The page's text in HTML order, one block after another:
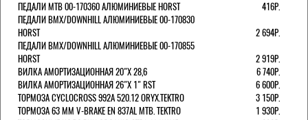
ПЕДАЛИ МТВ 00-170360 АЛЮМИНИЕВЫЕ HORST
416Р.
ПЕДАЛИ BMX/DOWNHILL АЛЮМИНИЕВЫЕ 00-170830
HORST
2 694Р.
ПЕДАЛИ BMX/DOWNHILL АЛЮМИНИЕВЫЕ 00-170855
HORST
2 919Р.
ВИЛКА АМОРТИЗАЦИОННАЯ 20"Х 28,6
6 740Р.
ВИЛКА АМОРТИЗАЦИОННАЯ 26"Х 1" RST
6 600Р.
ТОРМОЗА CYCLOCROSS 992А 520.12 ORYX.TEKTRO
3 150Р.
ТОРМОЗА 63 ММ V-BRAKE EN 837AL MTB. TEKTRO
1 930Р.